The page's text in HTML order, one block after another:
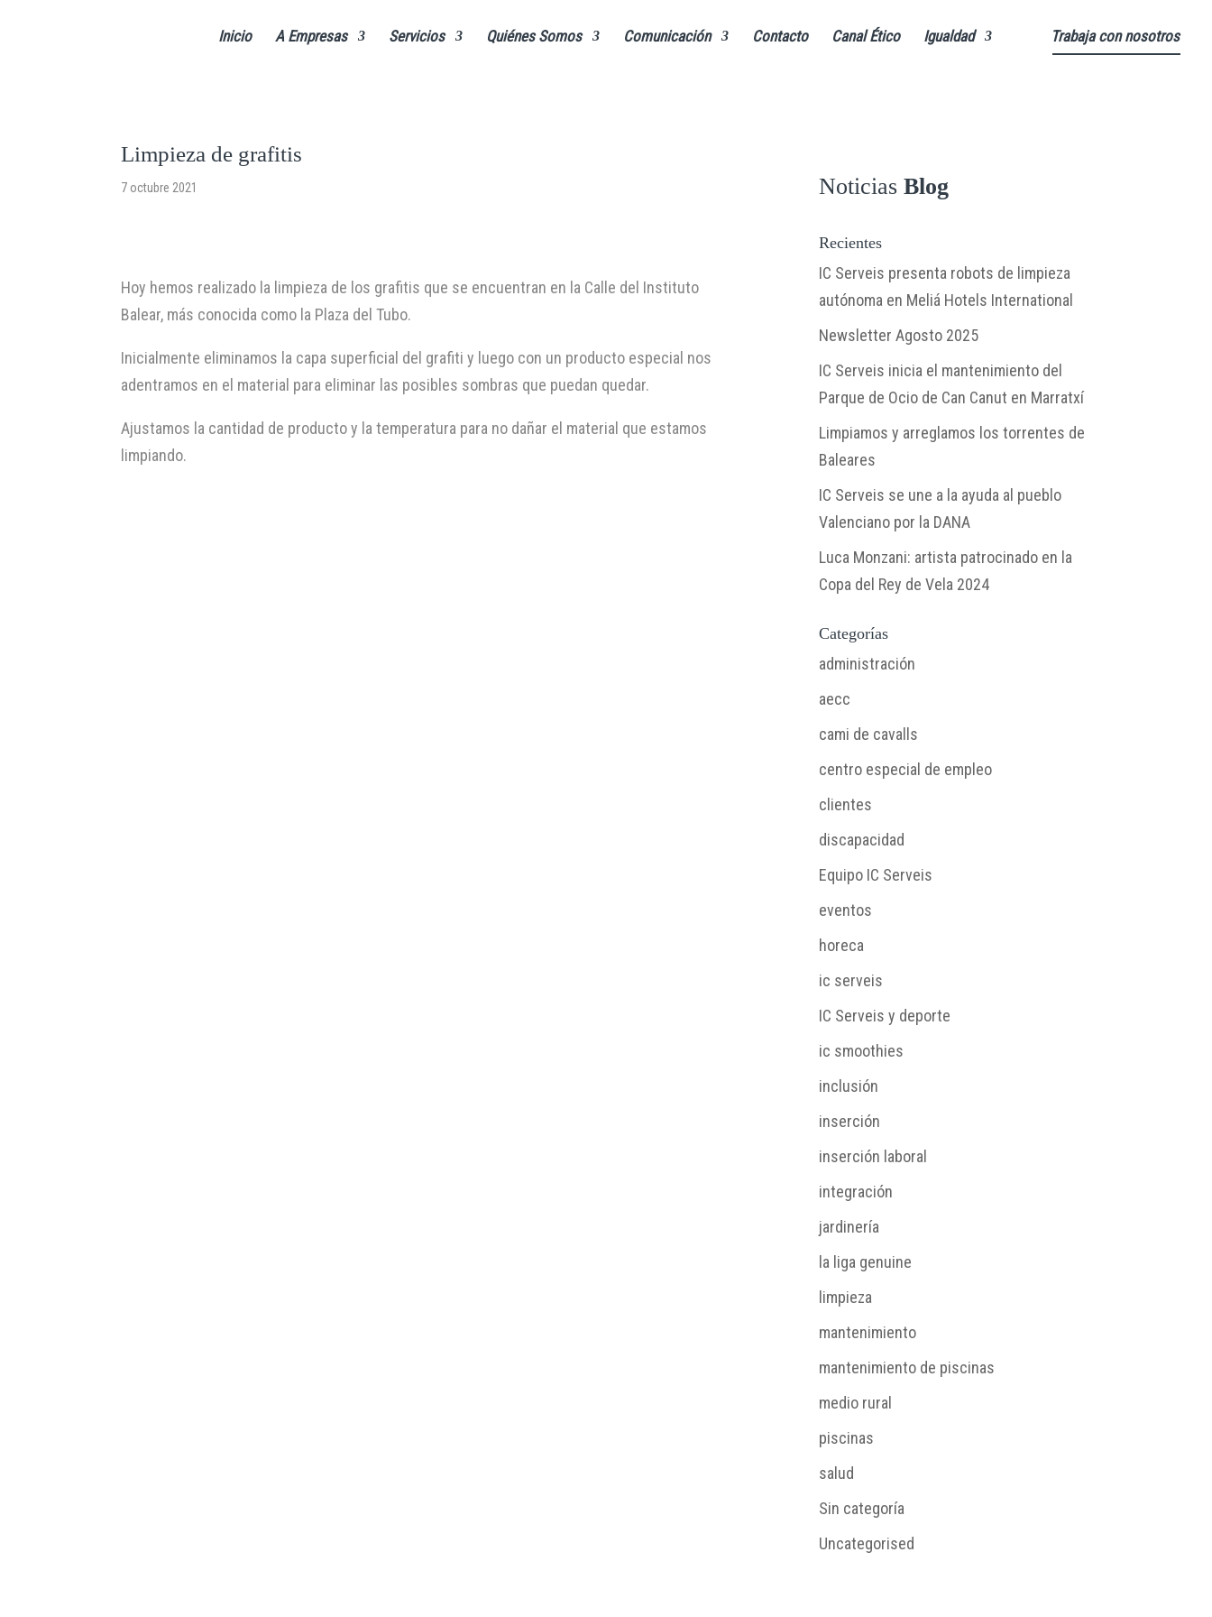
Inicio A Empresas Servicios Quiénes Somos Comunicación Trabaja con nosotros
Contacto Canal Ético Igualdad
Limpieza de grafitis
7 octubre 2021
Hoy hemos realizado la limpieza de los grafitis que se encuentran en la Calle del Instituto
Balear, más conocida como la Plaza del Tubo.
Inicialmente eliminamos la capa superficial del grafiti y luego con un producto especial nos
adentramos en el material para eliminar las posibles sombras que puedan quedar.
Ajustamos la cantidad de producto y la temperatura para no dañar el material que estamos
limpiando.
Noticias Blog
Recientes
IC Serveis presenta robots de limpieza
autónoma en Meliá Hotels International
Newsletter Agosto 2025
IC Serveis inicia el mantenimiento del
Parque de Ocio de Can Canut en Marratxí
Limpiamos y arreglamos los torrentes de
Baleares
IC Serveis se une a la ayuda al pueblo
Valenciano por la DANA
Luca Monzani: artista patrocinado en la
Copa del Rey de Vela 2024
Categorías
administración
aecc
cami de cavalls
centro especial de empleo
clientes
discapacidad
Equipo IC Serveis
eventos
horeca
ic serveis
IC Serveis y deporte
ic smoothies
inclusión
inserción
inserción laboral
integración
jardinería
la liga genuine
limpieza
mantenimiento
mantenimiento de piscinas
medio rural
piscinas
salud
Sin categoría
Uncategorised